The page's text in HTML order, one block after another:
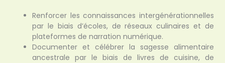
Renforcer les connaissances intergénérationnelles
par le biais d’écoles, de réseaux culinaires et de
plateformes de narration numérique.
Documenter et célébrer la sagesse alimentaire
ancestrale par le biais de livres de cuisine, de